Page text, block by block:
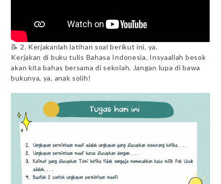
📝 2. Kerjakanlah latihan soal berikut ini, ya.
Kerjakan di buku tulis Bahasa Indonesia. Insyaallah besok
akan kita bahas bersama di sekolah. Jangan lupa di bawa
bukunya, ya, anak solih!